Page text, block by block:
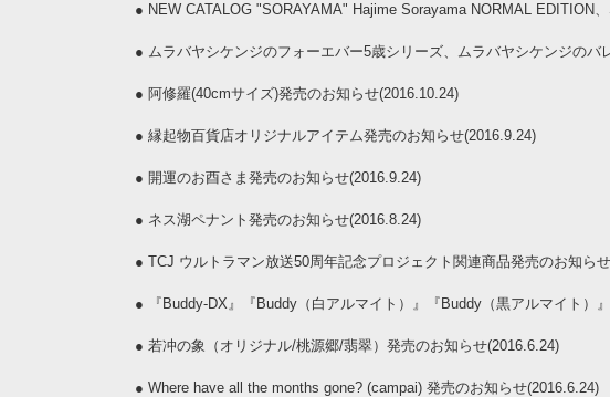
● NEW CATALOG "SORAYAMA" Hajime Sorayama NORMAL EDITION
● ムラバヤシケンジのフォーエバー5歳シリーズ、ムラバヤシケンジのバ
● 阿修羅(40cmサイズ)発売のお知らせ(2016.10.24)
● 縁起物百貨店オリジナルアイテム発売のお知らせ(2016.9.24)
● 開運のお酉さま発売のお知らせ(2016.9.24)
● ネス湖ペナント発売のお知らせ(2016.8.24)
● TCJ ウルトラマン放送50周年記念プロジェクト関連商品発売のお知ら
● 『Buddy-DX』『Buddy（白アルマイト）』『Buddy（黒アルマイト）
● 若冲の象（オリジナル/桃源郷/翡翠）発売のお知らせ(2016.6.24)
● Where have all the months gone? (campai) 発売のお知らせ(2016.6.24)